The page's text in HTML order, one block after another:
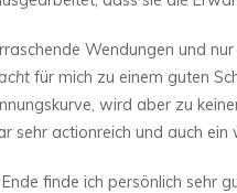
Wendungen und
für mich zu einem guten
wird aber zu
sehr actionreich und auch ein
finde ich persönlich sehr